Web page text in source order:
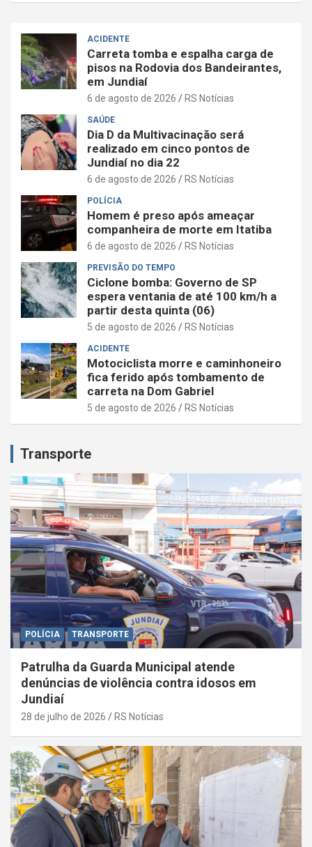
ACIDENTE
Carreta tomba e espalha carga de
pisos na Rodovia dos Bandeirantes,
em Jundiaí
6 de agosto de 2026 RS Notícias
SAÚDE
Dia D da Multivacinação será
realizado em cinco pontos de
Jundiaí no dia 22
6 de agosto de 2026 RS Notícias
POLÍCIA
Homem é preso após ameaçar
companheira de morte em Itatiba
6 de agosto de 2026 RS Notícias
PREVISÃO DO TEMPO
Ciclone bomba: Governo de SP
espera ventania de até 100 km/h a
partir desta quinta (06)
5 de agosto de 2026 RS Notícias
ACIDENTE
Motociclista morre e caminhoneiro
fica ferido após tombamento de
carreta na Dom Gabriel
5 de agosto de 2026 RS Notícias
Transporte
POLÍCIA TRANSPORTE
Patrulha da Guarda Municipal atende
denúncias de violência contra idosos em
Jundiaí
28 de julho de 2026 RS Notícias